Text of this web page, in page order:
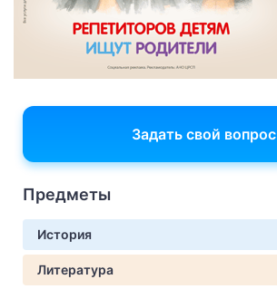
Задать свой вопрос
Предметы
История
Литература